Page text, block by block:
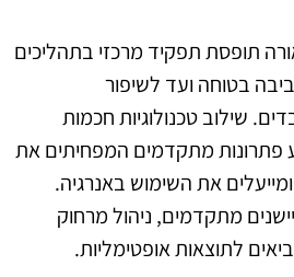
תופסת תפקיד מרכזי בתהליכים
בטוחה ועד לשיפור
שילוב טכנולוגיות חכמות
פתרונות מתקדמים המפחיתים את
את השימוש באנרגיה.
מתקדמים, ניהול מרחוק
לתוצאות אופטימליות.